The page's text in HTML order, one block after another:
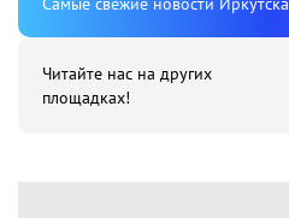
Читайте нас на других
площадках!